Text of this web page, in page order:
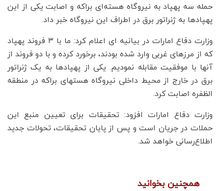
حمله سه پهپاد به نیروگاه هسته‌ای براکه و اصابت یکی از این
پهپادها به ژنراتور برق در اطراف این نیروگاه خبر داد.
وزارت دفاع امارات در بیانیه ای اعلام کرد: ما با ۳ فروند پهپاد
که از مرزهای غربی وارد شده بودند، برخورد کرده و با دو فروند از
آنها با موفقیت مقابله نمودیم. یکی از پهپادها به یک ژنراتور
برق در خارج از محیط داخلی نیروگاه هستهای براکه در منطقه
الظفره اصابت کرد.
وزارت دفاع امارات افزود: تحقیقات برای تعیین منبع این
حملات در جریان است و پس از پایان تحقیقات، تحولات جدید
اطلاع‌رسانی خواهد شد.
همچنین بخوانید